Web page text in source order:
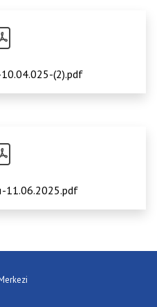
(2).pdf
11.06.2025.pdf